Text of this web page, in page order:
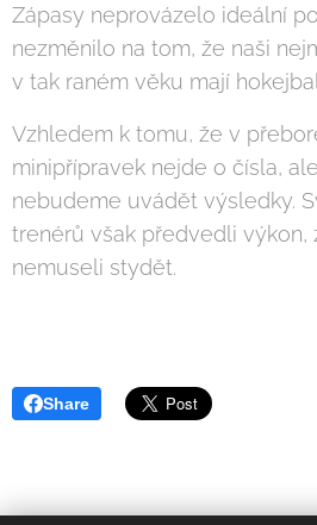
Zápasy neprovázelo ideální
nezměnilo na tom, že naši
v tak raném věku mají
Vzhledem k tomu, že v
minipřípravek nejde o čísla,
nebudeme uvádět výsledky.
trenérů však předvedli výkon,
nemuseli stydět.
Share